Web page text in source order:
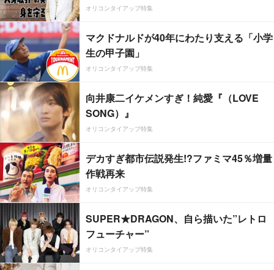
オリコンタイアップ特集
マクドナルドが40年にわたり支える「小学
生の甲子園」
オリコンタイアップ特集
向井康二イケメンすぎ！純愛『（LOVE
SONG）』
オリコンタイアップ特集
デカすぎ都市伝説発生!?ファミマ45％増量
作戦再来
オリコンタイアップ特集
SUPER★DRAGON、自ら描いた”レトロ
フューチャー”
オリコンタイアップ特集